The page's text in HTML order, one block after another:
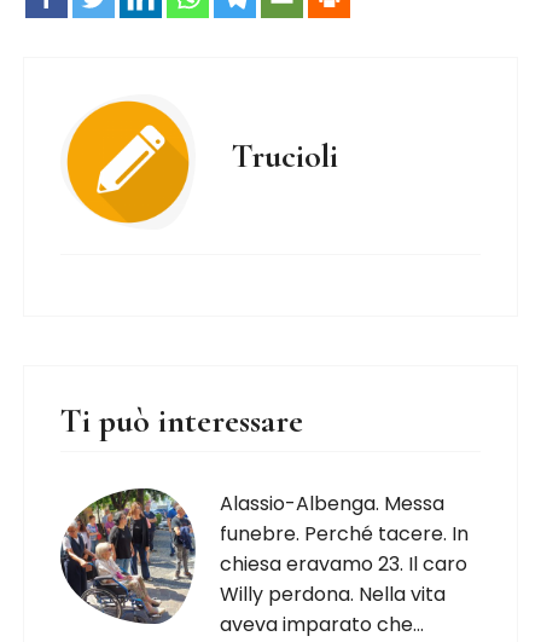
Trucioli
Ti può interessare
Alassio-Albenga. Messa
funebre. Perché tacere. In
chiesa eravamo 23. Il caro
Willy perdona. Nella vita
aveva imparato che…